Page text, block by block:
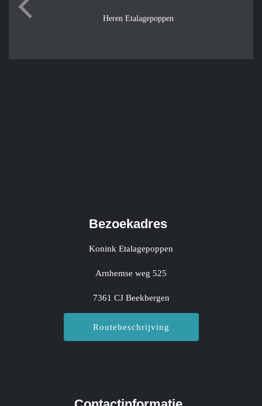
Heren Etalagepoppen
Bezoekadres
Konink Etalagepoppen
Arnhemse weg 525
7361 CJ Beekbergen
Routebeschrijving